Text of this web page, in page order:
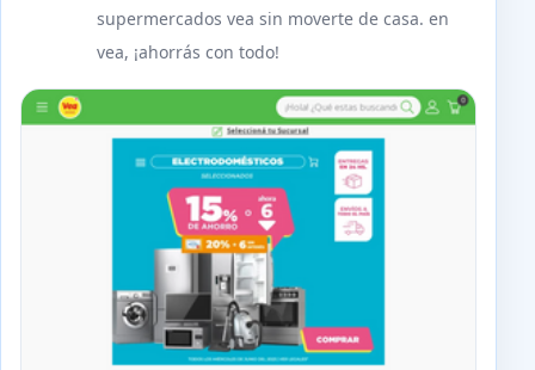
supermercados vea sin moverte de casa. en
vea, ¡ahorrás con todo!